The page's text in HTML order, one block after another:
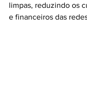
limpas, reduzindo os
e financeiros das